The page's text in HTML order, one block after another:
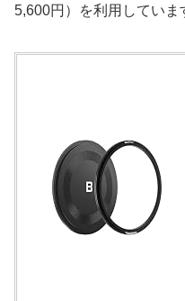
5,600円）を利用していま